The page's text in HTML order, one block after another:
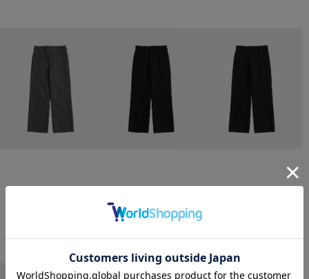
trim fit trousers straight